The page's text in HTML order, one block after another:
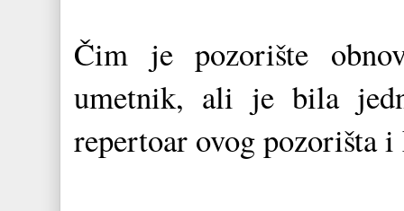
Čim je pozorište
umetnik, ali je bila
repertoar ovog pozorišta